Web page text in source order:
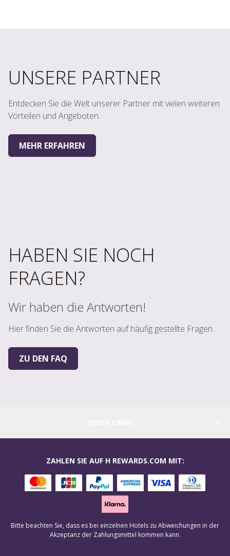
UNSERE PARTNER
Entdecken Sie die Welt unserer Partner mit vielen weiteren
Vorteilen und Angeboten.
MEHR ERFAHREN
HABEN SIE NOCH
FRAGEN?
Wir haben die Antworten!
Hier finden Sie die Antworten auf häufig gestellte Fragen.
ZU DEN FAQ
ZAHLEN SIE AUF H REWARDS.COM MIT:
Bitte beachten Sie, dass es bei einzelnen Hotels zu Abweichungen in der
Akzeptanz der Zahlungsmittel kommen kann.